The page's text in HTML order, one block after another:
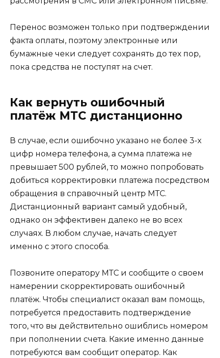
Перенос возможен только при подтверждении
факта оплаты, поэтому электронные или
бумажные чеки следует сохранять до тех пор,
пока средства не поступят на счет.
Как вернуть ошибочный
платёж МТС дистанционно
В случае, если ошибочно указано не более 3-х
цифр номера телефона, а сумма платежа не
превышает 500 рублей, то можно попробовать
добиться корректировки платежа посредством
обращения в справочный центр МТС.
Дистанционный вариант самый удобный,
однако он эффективен далеко не во всех
случаях. В любом случае, начать следует
именно с этого способа.
Позвоните оператору МТС и сообщите о своем
намерении скорректировать ошибочный
платёж. Чтобы специалист оказал вам помощь,
потребуется предоставить подтверждение
того, что вы действительно ошиблись номером
при пополнении счета. Какие именно данные
потребуются вам сообщит оператор. Как